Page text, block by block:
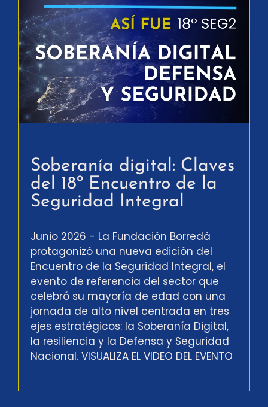
Soberanía digital: Claves
del 18º Encuentro de la
Seguridad Integral
Junio 2026 - La Fundación Borredá
protagonizó una nueva edición del
Encuentro de la Seguridad Integral, el
evento de referencia del sector que
celebró su mayoría de edad con una
jornada de alto nivel centrada en tres
ejes estratégicos: la Soberanía Digital,
la resiliencia y la Defensa y Seguridad
Nacional. VISUALIZA EL VIDEO DEL EVENTO